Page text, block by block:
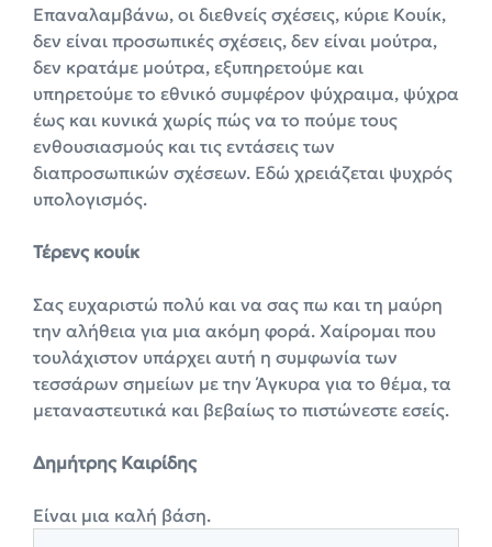
Επαναλαμβάνω, οι διεθνείς σχέσεις, κύριε Κουίκ,
δεν είναι προσωπικές σχέσεις, δεν είναι μούτρα,
δεν κρατάμε μούτρα, εξυπηρετούμε και
υπηρετούμε το εθνικό συμφέρον ψύχραιμα, ψύχρα
έως και κυνικά χωρίς πώς να το πούμε τους
ενθουσιασμούς και τις εντάσεις των
διαπροσωπικών σχέσεων. Εδώ χρειάζεται ψυχρός
υπολογισμός.
Τέρενς κουίκ
Σας ευχαριστώ πολύ και να σας πω και τη μαύρη
την αλήθεια για μια ακόμη φορά. Χαίρομαι που
τουλάχιστον υπάρχει αυτή η συμφωνία των
τεσσάρων σημείων με την Άγκυρα για το θέμα, τα
μεταναστευτικά και βεβαίως το πιστώνεστε εσείς.
Δημήτρης Καιρίδης
Είναι μια καλή βάση.